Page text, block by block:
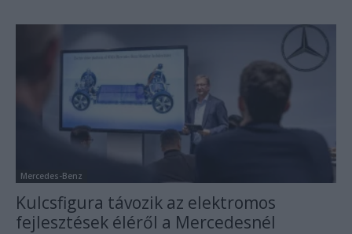
Mercedes-Benz
Kulcsfigura távozik az elektromos
fejlesztések éléről a Mercedesnél